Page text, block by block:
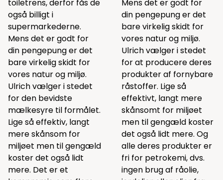
toiletrens, derfor fås de
også billigt i
supermarkederne.
Mens det er godt for
din pengepung er det
bare virkelig skidt for
vores natur og miljø.
Ulrich vælger i stedet
for den bevidste
mælkesyre til formålet.
Lige så effektiv, langt
mere skånsom for
miljøet men til gengæld
koster det også lidt
mere. Det er et
Mens det er godt for
din pengepung er det
bare virkelig skidt for
vores natur og miljø.
Ulrich vælger i stedet
for at producere deres
produkter af fornybare
råstoffer. Lige så
effektivt, langt mere
skånsomt for miljøet
men til gengæld koster
det også lidt mere. Og
alle deres produkter er
fri for petrokemi, dvs.
ingen brug af råolie,